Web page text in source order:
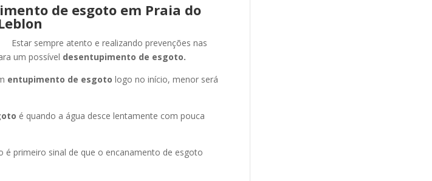
de esgoto em Praia do
Estar sempre atento e realizando prevenções nas
um possível desentupimento de esgoto.
entupimento de esgoto logo no início, menor será
é quando a água desce lentamente com pouca
é primeiro sinal de que o encanamento de esgoto